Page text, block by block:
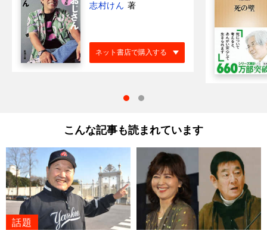
志村けん 著
ネット書店で購入する
こんな記事も読まれています
話題